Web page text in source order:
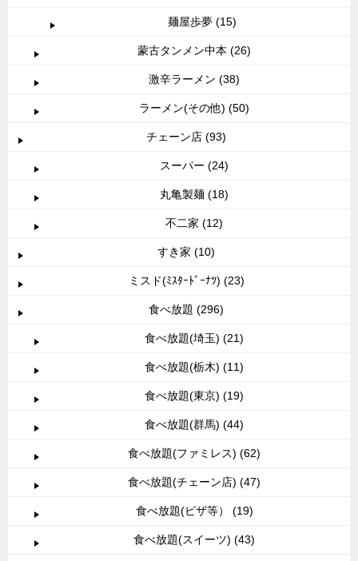
麺屋歩夢 (15)
蒙古タンメン中本 (26)
激辛ラーメン (38)
ラーメン(その他) (50)
チェーン店 (93)
スーパー (24)
丸亀製麺 (18)
不二家 (12)
すき家 (10)
ミスド(ﾐｽﾀｰﾄﾞｰﾅﾂ) (23)
食べ放題 (296)
食べ放題(埼玉) (21)
食べ放題(栃木) (11)
食べ放題(東京) (19)
食べ放題(群馬) (44)
食べ放題(ファミレス) (62)
食べ放題(チェーン店) (47)
食べ放題(ピザ等） (19)
食べ放題(スイーツ) (43)